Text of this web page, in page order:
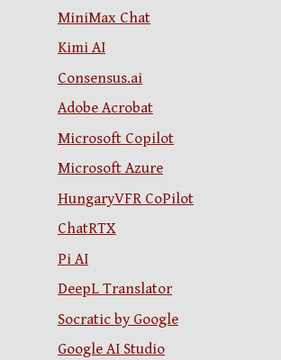
MiniMax Chat
Kimi AI
Consensus.ai
Adobe Acrobat
Microsoft Copilot
Microsoft Azure
HungaryVFR CoPilot
ChatRTX
Pi AI
DeepL Translator
Socratic by Google
Google AI Studio